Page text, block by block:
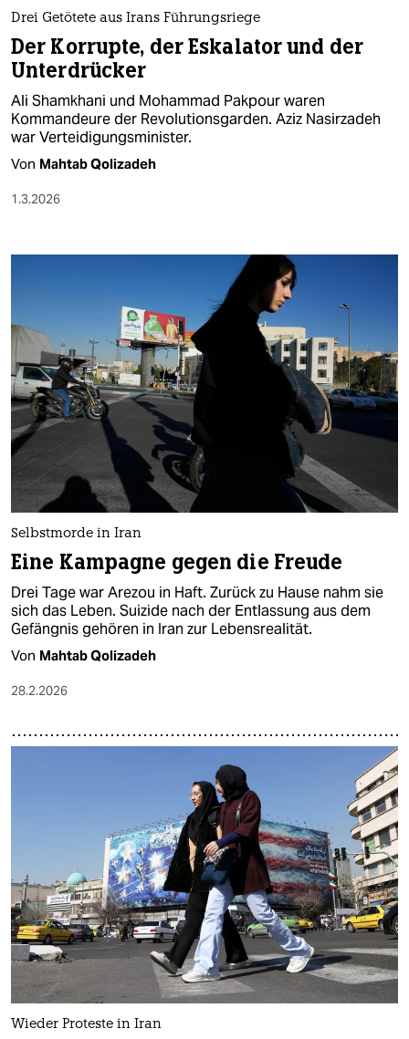
Drei Getötete aus Irans Führungsriege
Der Korrupte, der Eskalator und der
Unterdrücker
Ali Shamkhani und Mohammad Pakpour waren
Kommandeure der Revolutionsgarden. Aziz Nasirzadeh
war Verteidigungsminister.
Von Mahtab Qolizadeh
1.3.2026
Selbstmorde in Iran
Eine Kampagne gegen die Freude
Drei Tage war Arezou in Haft. Zurück zu Hause nahm sie
sich das Leben. Suizide nach der Entlassung aus dem
Gefängnis gehören in Iran zur Lebensrealität.
Von Mahtab Qolizadeh
28.2.2026
Wieder Proteste in Iran